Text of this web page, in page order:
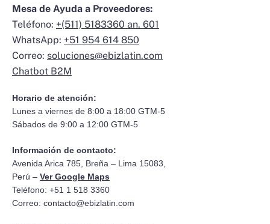
Mesa de Ayuda a Proveedores:
Teléfono: +(511) 5183360 an. 601
WhatsApp: +51 954 614 850
Correo: soluciones@ebizlatin.com
Chatbot B2M
Horario de atención:
Lunes a viernes de 8:00 a 18:00 GTM-5
Sábados de 9:00 a 12:00 GTM-5
Información de contacto:
Avenida Arica 785, Breña – Lima 15083,
Perú – Ver Google Maps
Teléfono: +51 1 518 3360
Correo: contacto@ebizlatin.com